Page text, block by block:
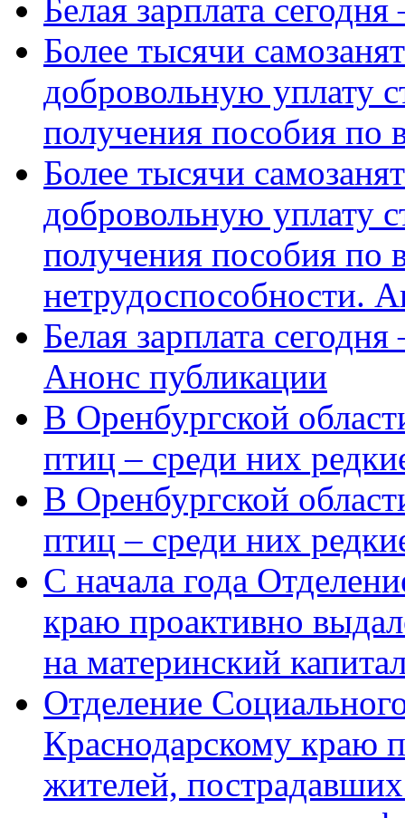
Белая зарплата
Более тысячи
добровольную уплату
получения пособия по
Более тысячи
добровольную уплату
получения пособия по
нетрудоспособности.
Белая зарплата
Анонс публикации
В Оренбургской
птиц – среди них
В Оренбургской
птиц – среди них
С начала года
краю проактивно
на материнский
Отделение
Краснодарскому краю
жителей,